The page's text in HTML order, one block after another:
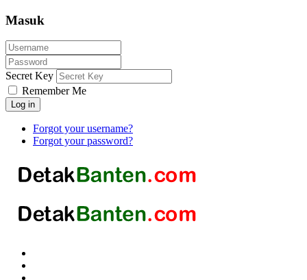
Masuk
Secret Key
Remember Me
Log in
Forgot your username?
Forgot your password?